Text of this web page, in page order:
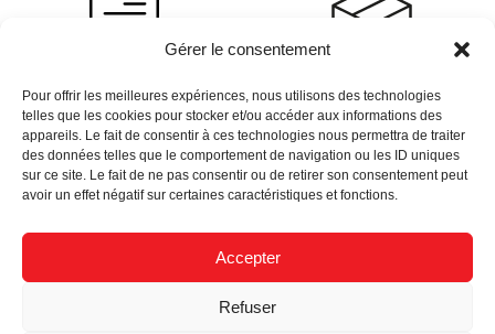
Gérer le consentement
Pour offrir les meilleures expériences, nous utilisons des technologies
telles que les cookies pour stocker et/ou accéder aux informations des
appareils. Le fait de consentir à ces technologies nous permettra de traiter
des données telles que le comportement de navigation ou les ID uniques
sur ce site. Le fait de ne pas consentir ou de retirer son consentement peut
avoir un effet négatif sur certaines caractéristiques et fonctions.
Accepter
Refuser
Devis sur demande
Plus de 4 000 références
en stock
Newsletter